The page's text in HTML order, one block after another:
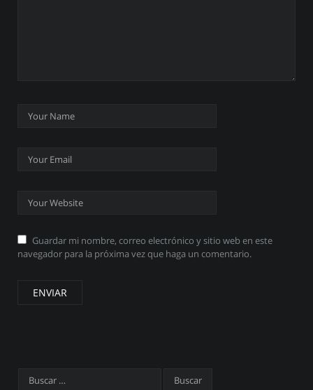
Guardar mi nombre, correo electrónico y sitio web en este
navegador para la próxima vez que haga un comentario.